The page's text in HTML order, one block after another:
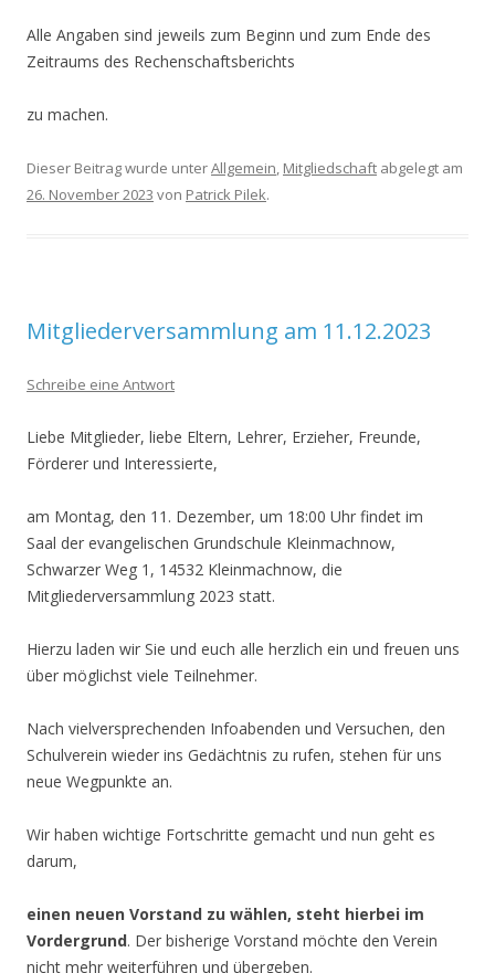
Alle Angaben sind jeweils zum Beginn und zum Ende des
Zeitraums des Rechenschaftsberichts
zu machen.
Dieser Beitrag wurde unterAllgemein, Mitgliedschaft abgelegt am
26. November 2023 von Patrick Pilek.
Mitgliederversammlung am 11.12.2023
Schreibe eine Antwort
Liebe Mitglieder, liebe Eltern, Lehrer, Erzieher, Freunde,
Förderer und Interessierte,
am Montag, den 11. Dezember, um 18:00 Uhr findet im
Saal der evangelischen Grundschule Kleinmachnow,
Schwarzer Weg 1, 14532 Kleinmachnow, die
Mitgliederversammlung 2023 statt.
Hierzu laden wir Sie und euch alle herzlich ein und freuen uns
über möglichst viele Teilnehmer.
Nach vielversprechenden Infoabenden und Versuchen, den
Schulverein wieder ins Gedächtnis zu rufen, stehen für uns
neue Wegpunkte an.
Wir haben wichtige Fortschritte gemacht und nun geht es
darum,
einen neuen Vorstand zu wählen, steht hierbei im
Vordergrund. Der bisherige Vorstand möchte den Verein
nicht mehr weiterführen und übergeben.